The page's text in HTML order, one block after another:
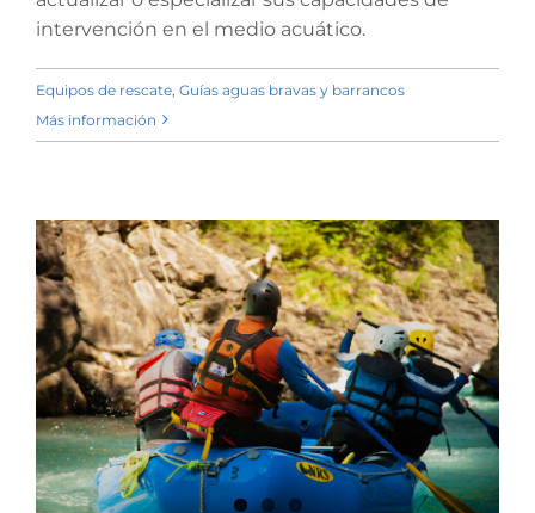
intervención en el medio acuático.
Equipos de rescate Guías aguas bravas y barrancos
Más información